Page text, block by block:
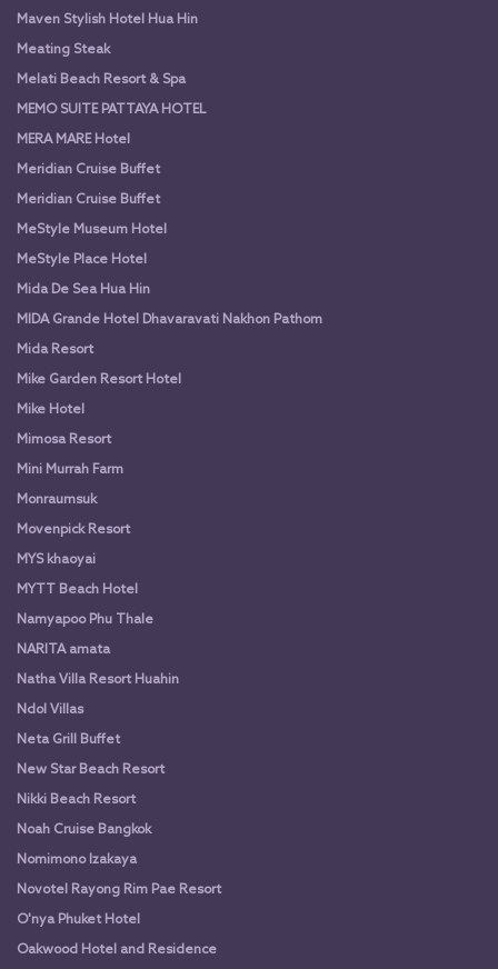
Maven Stylish Hotel Hua Hin
Meating Steak
Melati Beach Resort & Spa
MEMO SUITE PATTAYA HOTEL
MERA MARE Hotel
Meridian Cruise Buffet
Meridian Cruise Buffet
MeStyle Museum Hotel
MeStyle Place Hotel
Mida De Sea Hua Hin
MIDA Grande Hotel Dhavaravati Nakhon Pathom
Mida Resort
Mike Garden Resort Hotel
Mike Hotel
Mimosa Resort
Mini Murrah Farm
Monraumsuk
Movenpick Resort
MYS khaoyai
MYTT Beach Hotel
Namyapoo Phu Thale
NARITA amata
Natha Villa Resort Huahin
Ndol Villas
Neta Grill Buffet
New Star Beach Resort
Nikki Beach Resort
Noah Cruise Bangkok
Nomimono Izakaya
Novotel Rayong Rim Pae Resort
O'nya Phuket Hotel
Oakwood Hotel and Residence